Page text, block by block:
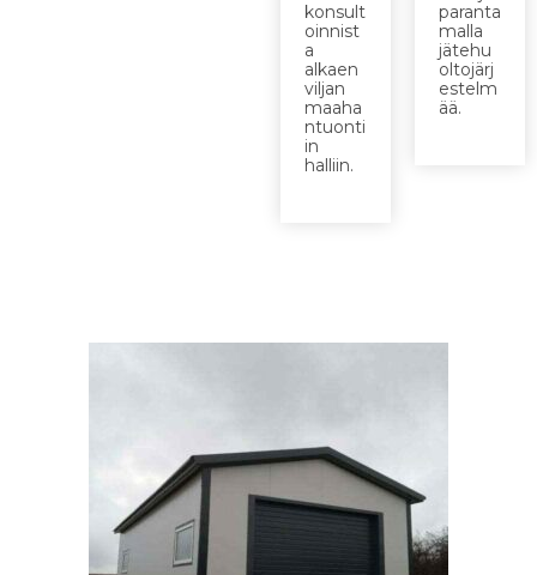
konsult
oinnist
a
alkaen
viljan
maaha
ntuonti
in
halliin.
paranta
malla
jätehu
oltojärj
estelm
ää.